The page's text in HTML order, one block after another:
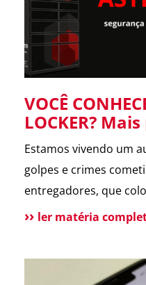
VOCÊ
LOCKER?
segurança
no
Estamos vivendo um
golpes e crimes
entregadores, que
dos moradores e a
encomendas,
ler matéria